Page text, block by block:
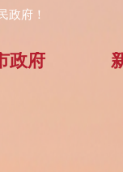
政府！
政府